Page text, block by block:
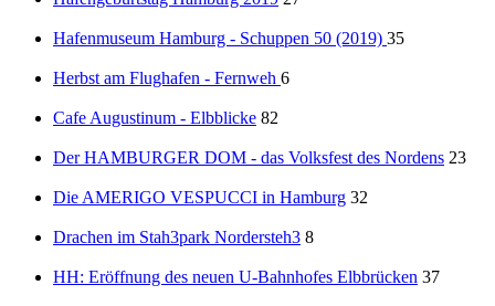
Hafenmuseum Hamburg - Schuppen 50 (2019) 35
Herbst am Flughafen - Fernweh 6
Cafe Augustinum - Elbblicke 82
Der HAMBURGER DOM - das Volksfest des Nordens 23
Die AMERIGO VESPUCCI in Hamburg 32
Drachen im Stah3park Nordersteh3 8
HH: Eröffnung des neuen U-Bahnhofes Elbbrücken 37